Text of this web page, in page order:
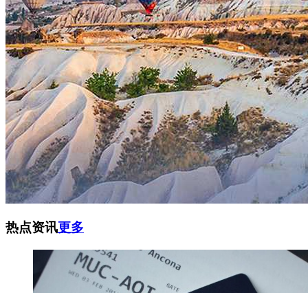
热点资讯更多